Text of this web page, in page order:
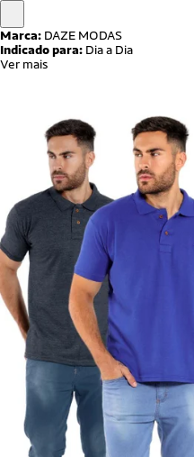
Marca: DAZE MODAS
Indicado para: Dia a Dia
Ver mais